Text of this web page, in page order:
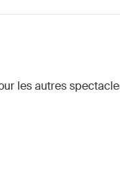
les autres